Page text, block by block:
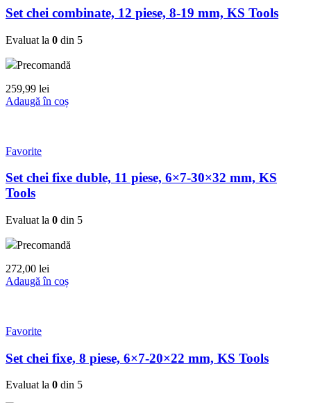
Set chei combinate, 12 piese, 8-19 mm, KS Tools
Evaluat la 0 din 5
Precomandă
259,99 lei
Adaugă în coș
Favorite
Set chei fixe duble, 11 piese, 6×7-30×32 mm, KS
Tools
Evaluat la 0 din 5
Precomandă
272,00 lei
Adaugă în coș
Favorite
Set chei fixe, 8 piese, 6×7-20×22 mm, KS Tools
Evaluat la 0 din 5